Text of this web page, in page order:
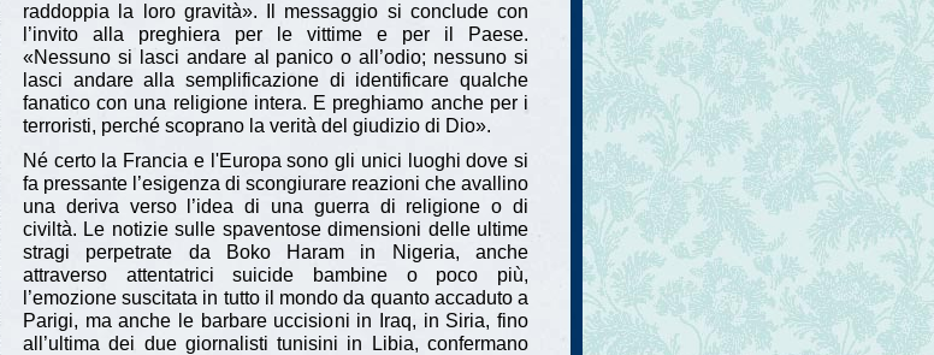
raddoppia la loro gravità». Il messaggio si conclude con
l’invito alla preghiera per le vittime e per il Paese.
«Nessuno si lasci andare al panico o all’odio; nessuno si
lasci andare alla semplificazione di identificare qualche
fanatico con una religione intera. E preghiamo anche per i
terroristi, perché scoprano la verità del giudizio di Dio».
Né certo la Francia e l'Europa sono gli unici luoghi dove si
fa pressante l’esigenza di scongiurare reazioni che avallino
una deriva verso l’idea di una guerra di religione o di
civiltà. Le notizie sulle spaventose dimensioni delle ultime
stragi perpetrate da Boko Haram in Nigeria, anche
attraverso attentatrici suicide bambine o poco più,
l’emozione suscitata in tutto il mondo da quanto accaduto a
Parigi, ma anche le barbare uccisioni in Iraq, in Siria, fino
all’ultima dei due giornalisti tunisini in Libia, confermano